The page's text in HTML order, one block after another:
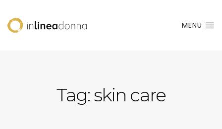
MENU
Tag: skin care